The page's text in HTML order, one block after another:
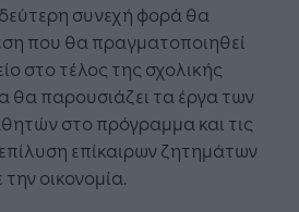
συνεχή φορά θα
που θα πραγματοποιηθεί
στο τέλος της σχολικής
θα παρουσιάζει τα έργα των
στο πρόγραμμα και τις
επίκαιρων ζητημάτων
οικονομία.